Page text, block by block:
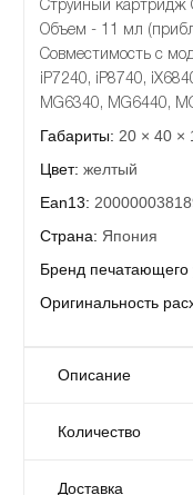
Струйный картридж
Объем - 11 мл
Совместимость с
iP7240, iP8740,
MG6340, MG6440,
Габариты: 20 × 40 ×
Цвет: желтый
Ean13:
Страна: Япония
Бренд печатающего
Оригинальность
Описание
Струйный картридж
Совместимость с
Количество
Доставка